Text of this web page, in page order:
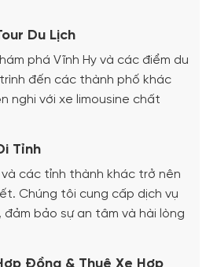
Du Lịch
phá Vĩnh Hy và các điểm du
đến các thành phố khác
nghi với xe limousine chất
Tỉnh
và các tỉnh thành khác trở nên
Chúng tôi cung cấp dịch vụ
bảo sự an tâm và hài lòng